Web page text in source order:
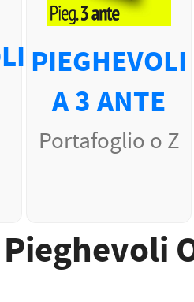
PIEGHEVOLI
A 3 ANTE
Portafoglio o Z